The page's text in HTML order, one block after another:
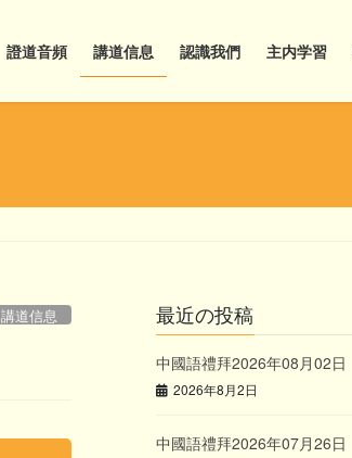
證道音頻 講道信息 認識我們 主内学習
講道信息 最近の投稿
中國語禮拜2026年08月02日
2026年8月2日
中國語禮拜2026年07月26日